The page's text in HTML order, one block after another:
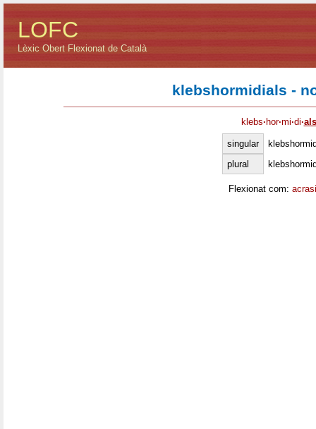
LOFC
Lèxic Obert Flexionat de Català
klebshormidials -
klebs· hor·mi·di·als
singular
plural
Flexionat com: